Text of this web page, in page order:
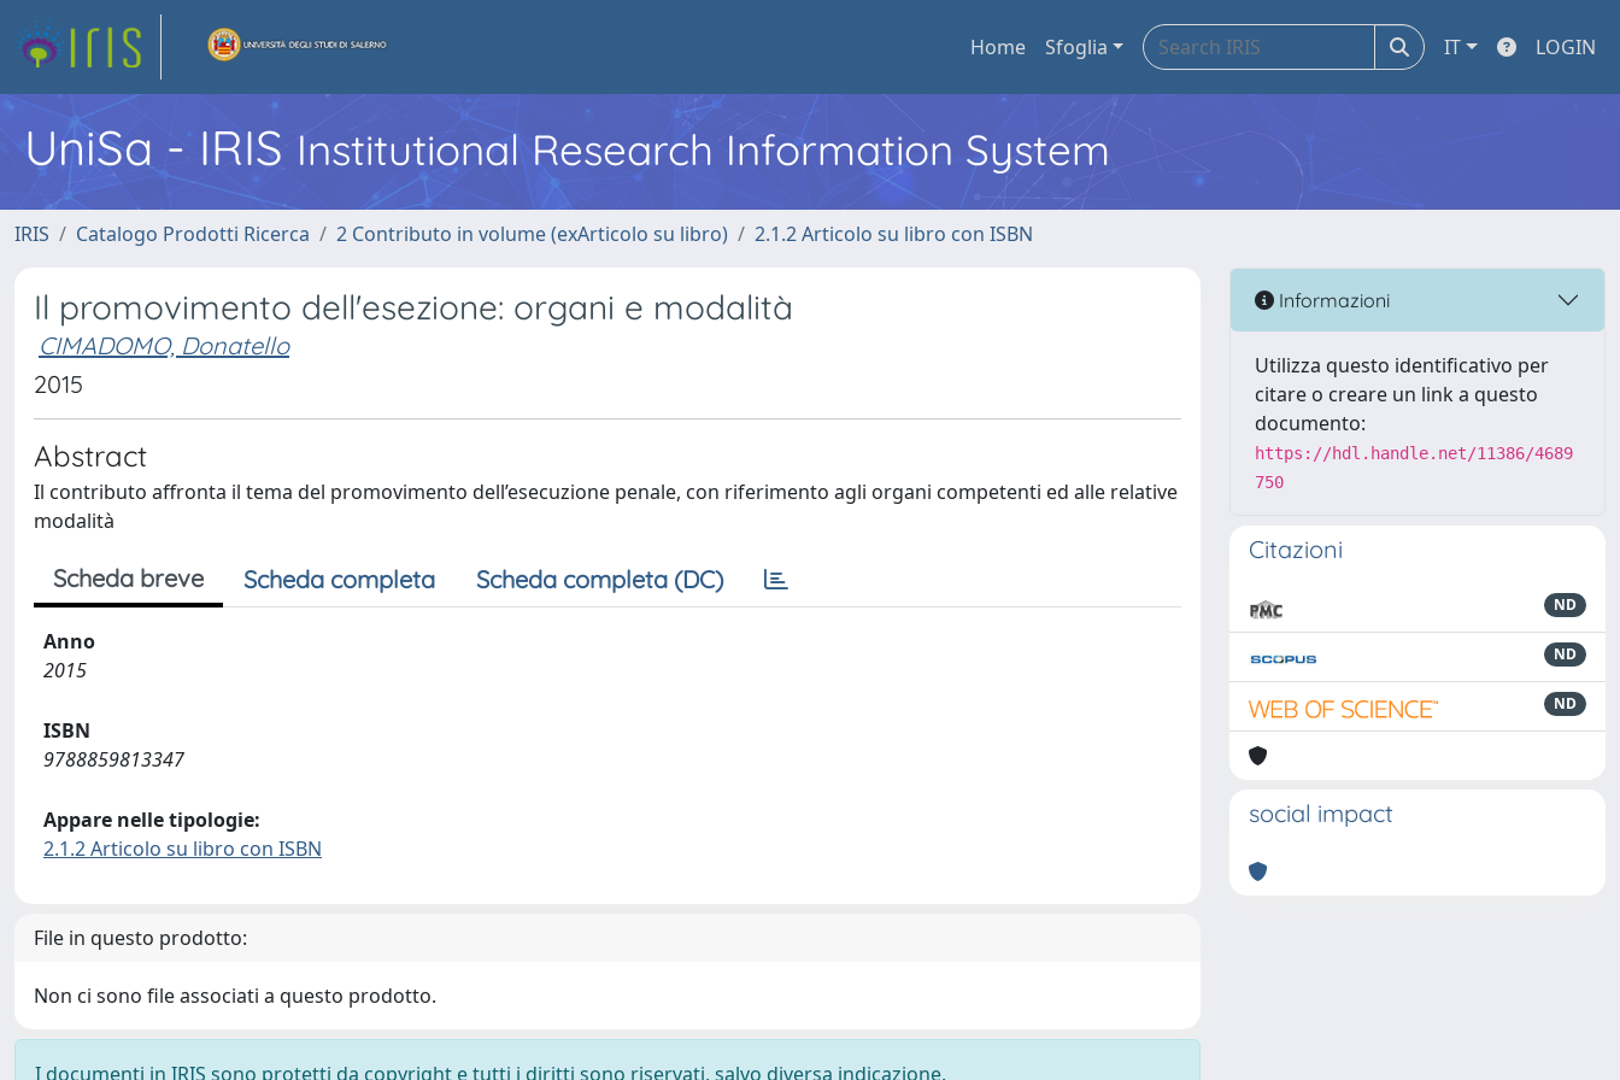
Home Sfoglia IT LOGIN
UniSa - IRIS Institutional Research Information System
IRIS Catalogo Prodotti Ricerca 2 Contributo in volume (exArticolo su libro) 2.1.2 Articolo su libro con ISBN
Il promovimento dell'esezione: organi e modalità
CIMADOMO, Donatello
2015
Abstract
Il contributo affronta il tema del promovimento dell’esecuzione penale, con riferimento agli organi competenti ed alle relative
modalità
Scheda breve Scheda completa Scheda completa (DC)
Anno
2015
ISBN
9788859813347
Appare nelle tipologie:
2.1.2 Articolo su libro con ISBN
File in questo prodotto:
Non ci sono file associati a questo prodotto.
I documenti in IRIS sono protetti da copyright e tutti i diritti sono riservati, salvo diversa indicazione.
Informazioni
Utilizza questo identificativo per
citare o creare un link a questo
documento:
https://hdl.handle.net/11386/4689
750
Citazioni
ND
ND
ND
social impact